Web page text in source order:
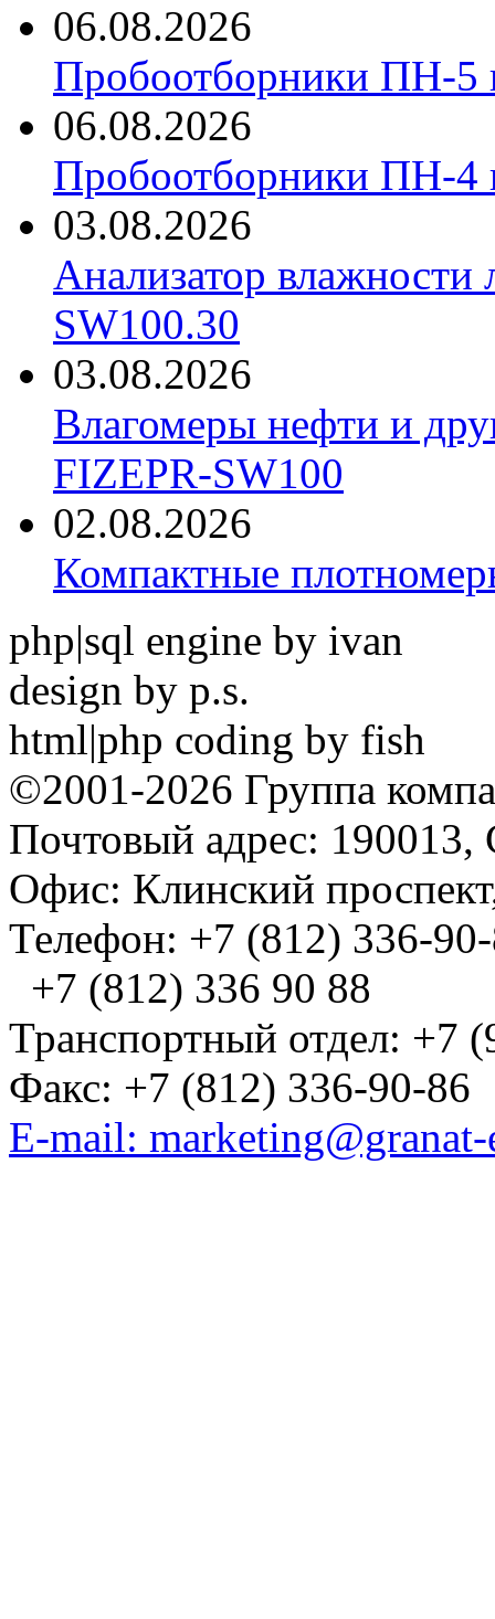
06.08.2026
Пробоотборники ПН-
06.08.2026
Пробоотборники ПН-
03.08.2026
Анализатор
SW100.30
03.08.2026
Влагомеры нефти и
FIZEPR-SW100
02.08.2026
Компактные
php|sql engine by ivan
design by p.s.
html|php coding by fish
©2001-2026 Группа
Почтовый адрес: 190013,
Офис: Клинский
Телефон: +7 (812) 336-
+7 (812) 336 90 88
Транспортный отдел: +7
Факс: +7 (812) 336-90-86
E-mail: